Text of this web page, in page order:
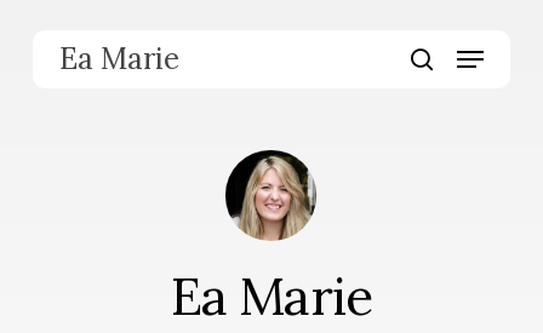
Ea Marie Menu
Ea Marie